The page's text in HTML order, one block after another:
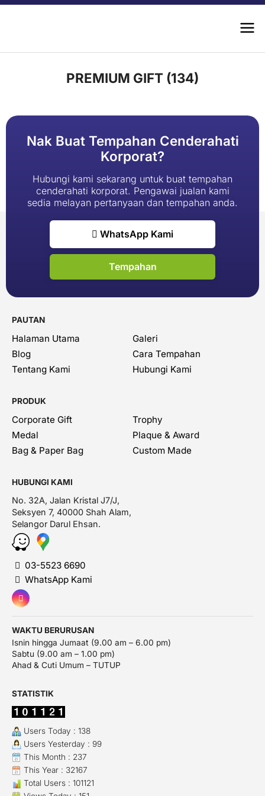
PREMIUM GIFT (134)
Nak Buat Tempahan Cenderahati
Korporat?
Hubungi kami sekarang untuk buat tempahan
cenderahati korporat. Pengawai jualan kami
sedia melayan pertanyaan dan tempahan anda.
WhatsApp Kami
Tempahan
PAUTAN
Halaman Utama
Galeri
Blog
Cara Tempahan
Tentang Kami
Hubungi Kami
PRODUK
Corporate Gift
Trophy
Medal
Plaque & Award
Bag & Paper Bag
Custom Made
HUBUNGI KAMI
No. 32A, Jalan Kristal J7/J,
Seksyen 7, 40000 Shah Alam,
Selangor Darul Ehsan.
03-5523 6690
WhatsApp Kami
WAKTU BERURUSAN
Isnin hingga Jumaat (9.00 am – 6.00 pm)
Sabtu (9.00 am – 1.00 pm)
Ahad & Cuti Umum – TUTUP
STATISTIK
Users Today : 138
Users Yesterday : 99
This Month : 237
This Year : 32167
Total Users : 101121